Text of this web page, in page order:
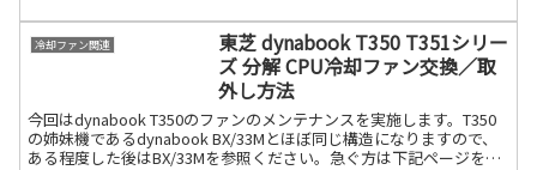
冷却ファン関連
東芝 dynabook T350 T351シリー
ズ 分解 CPU冷却ファン交換／取
外し方法
今回はdynabook T350のファンのメンテナンスを実施します。T350
の姉妹機であるdynabook BX/33Mとほぼ同じ構造になりますので、
ある程度した後はBX/33Mを参照ください。急ぐ方は下記ページを参